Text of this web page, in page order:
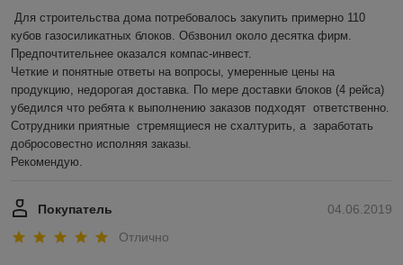
Для строительства дома потребовалось закупить примерно 110
кубов газосиликатных блоков. Обзвонил около десятка фирм.
Предпочтительнее оказался компас-инвест.
Четкие и понятные ответы на вопросы, умеренные цены на
продукцию, недорогая доставка. По мере доставки блоков (4 рейса)
убедился что ребята к выполнению заказов подходят  ответственно.
Сотрудники приятные  стремящиеся не схалтурить, а  заработать
добросовестно исполняя заказы.
Рекомендую.
04.06.2019
Покупатель
Отлично